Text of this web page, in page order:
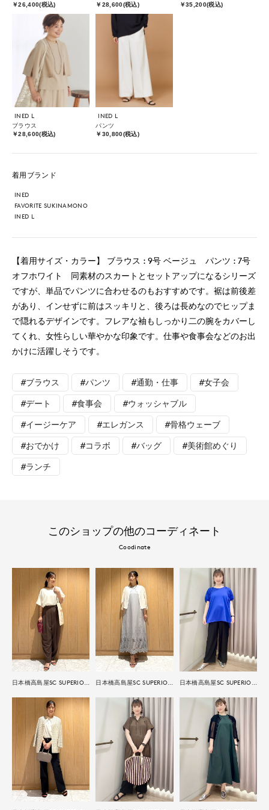
￥26,400(税込) ￥28,600(税込) ￥35,200(税込)
INED L
ブラウス
￥28,600(税込)
INED L
パンツ
￥30,800(税込)
着用ブランド
INED
FAVORITE SUKINAMONO
INED L
【着用サイズ・カラー】 ブラウス : 9号 ベージュ パンツ : 7号
オフホワイト 同素材のスカートとセットアップになるシリーズ
ですが、単品でパンツに合わせるのもおすすめです。裾は前後差
があり、インせずに前はスッキリと、後ろは長めなのでヒップま
で隠れるデザインです。フレアな袖もしっかり二の腕をカバーし
てくれ、女性らしい華やかな印象です。仕事や食事会などのお出
かけに活躍しそうです。
#ブラウス #パンツ #通勤・仕事 #女子会
#デート #食事会 #ウォッシャブル
#イージーケア #エレガンス #骨格ウェーブ
#おでかけ #コラボ #バッグ #美術館めぐり
#ランチ
このショップの他のコーディネート
Coodinate